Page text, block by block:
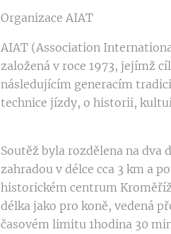
Organizace AIAT
AIAT (Association
založená v roce 1973, jejímž
následujícím generacím
technice jízdy, o historii,
Soutěž byla rozdělena na dva
zahradou v délce cca 3 km a
historickém centrum
délka jako pro koně, vedená
časovém limitu 1hodina 30